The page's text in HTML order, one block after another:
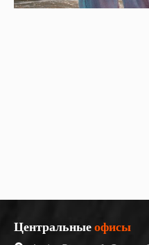
Центральныеофисы